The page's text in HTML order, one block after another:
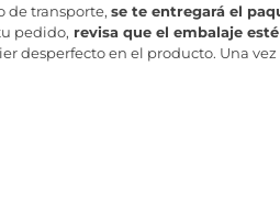
de transporte, se te entregará el
pedido, revisa que el embalaje
desperfecto en el producto. Una